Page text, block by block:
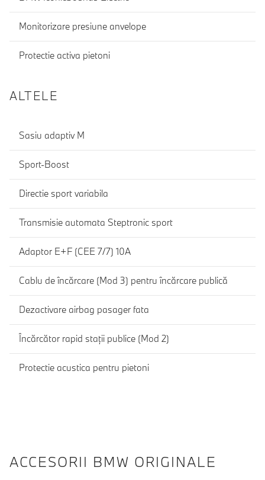
Monitorizare presiune anvelope
Protectie activa pietoni
ALTELE
Sasiu adaptiv M
Sport-Boost
Directie sport variabila
Transmisie automata Steptronic sport
Adaptor E+F (CEE 7/7) 10A
Cablu de încărcare (Mod 3) pentru încărcare publică
Dezactivare airbag pasager fata
Încărcător rapid staţii publice (Mod 2)
Protectie acustica pentru pietoni
ACCESORII BMW ORIGINALE